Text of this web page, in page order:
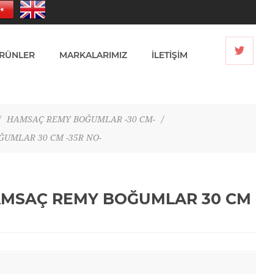
MARKALARIMIZ İLETİŞİM
HAMSAÇ REMY BOĞUMLAR -30 CM-
/
30 CM -35R NO-
REMY BOĞUMLAR 30 CM